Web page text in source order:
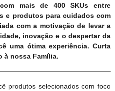
mais de 400 SKUs entre
e produtos para cuidados com
com a motivação de levar a
inovação e o despertar da
uma ótima experiência. Curta
à nossa Família.
produtos selecionados com foco